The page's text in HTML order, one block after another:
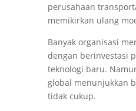
perusahaan
memikirkan ulang
Banyak organisasi
dengan berinvestasi
teknologi baru.
global menunjukkan
tidak cukup.